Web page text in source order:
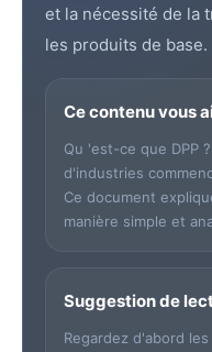
et la nécessité de la
les produits de base.
Ce contenu vous
Qu 'est-ce que DPP
d'industries
Ce document
manière simple et
Suggestion de
Regardez d'abord